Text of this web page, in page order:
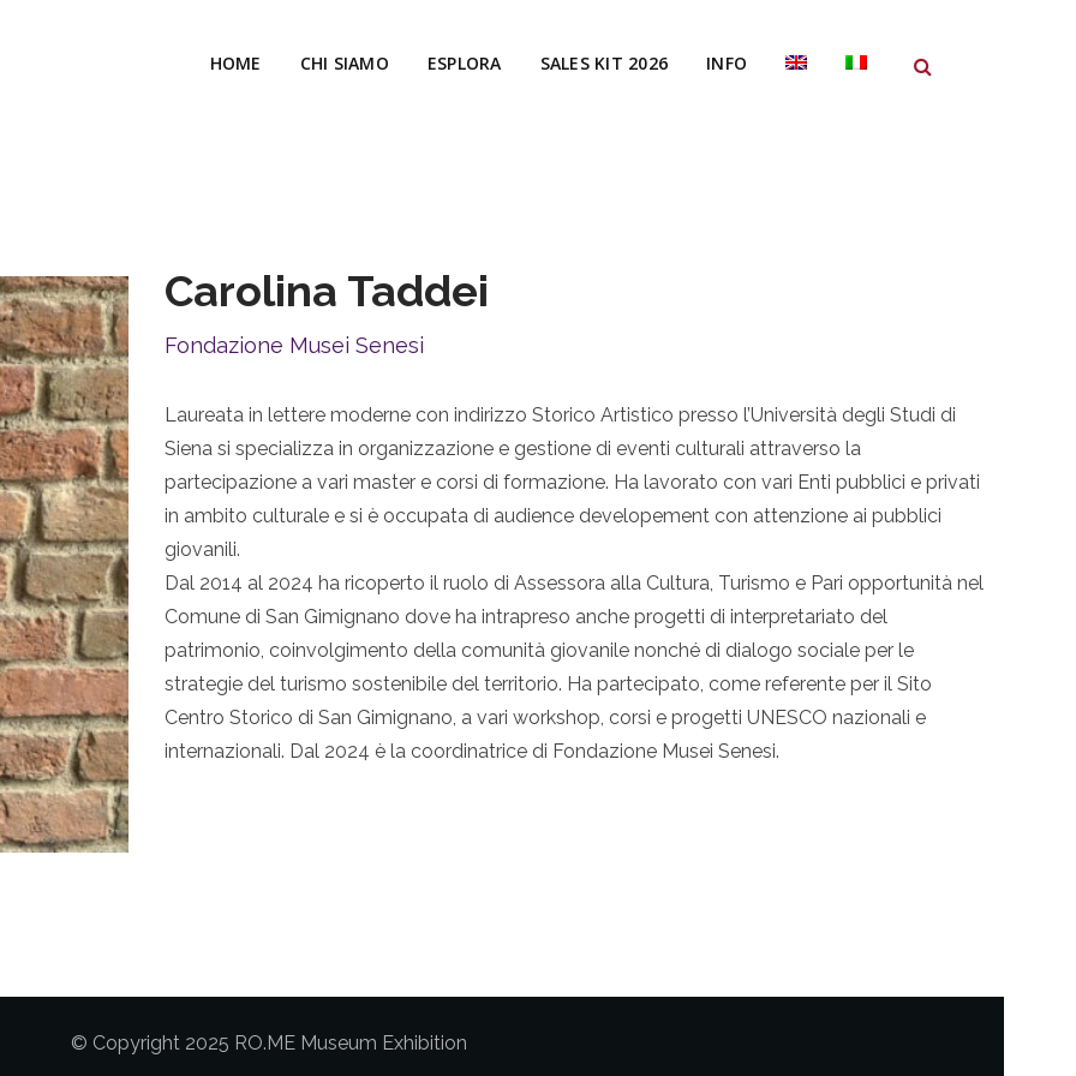
HOME CHI SIAMO ESPLORA SALES KIT 2026 INFO
Carolina Taddei
Fondazione Musei Senesi
Laureata in lettere moderne con indirizzo Storico Artistico presso l’Università degli Studi di
Siena si specializza in organizzazione e gestione di eventi culturali attraverso la
partecipazione a vari master e corsi di formazione. Ha lavorato con vari Enti pubblici e privati
in ambito culturale e si è occupata di audience developement con attenzione ai pubblici
giovanili.
Dal 2014 al 2024 ha ricoperto il ruolo di Assessora alla Cultura, Turismo e Pari opportunità nel
Comune di San Gimignano dove ha intrapreso anche progetti di interpretariato del
patrimonio, coinvolgimento della comunità giovanile nonché di dialogo sociale per le
strategie del turismo sostenibile del territorio. Ha partecipato, come referente per il Sito
Centro Storico di San Gimignano, a vari workshop, corsi e progetti UNESCO nazionali e
internazionali. Dal 2024 è la coordinatrice di Fondazione Musei Senesi.
© Copyright 2025 RO.ME Museum Exhibition